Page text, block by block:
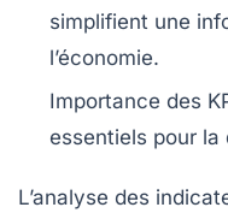
simplifient une
l’économie.
Importance des
essentiels pour la
L’analyse des